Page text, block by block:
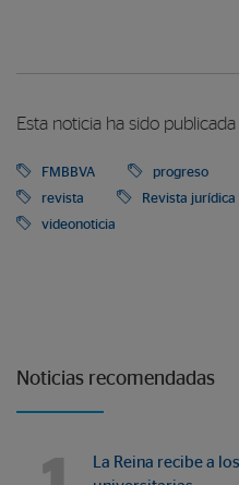
Esta noticia ha sido
FMBBVA progreso
revista
Revista jurídica
videonoticia
Noticias recomendadas
La Reina recibe a